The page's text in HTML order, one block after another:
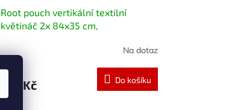
Root pouch vertikální textilní
květináč 2x 84x35 cm,
Na dotaz
710 Kč Do košíku